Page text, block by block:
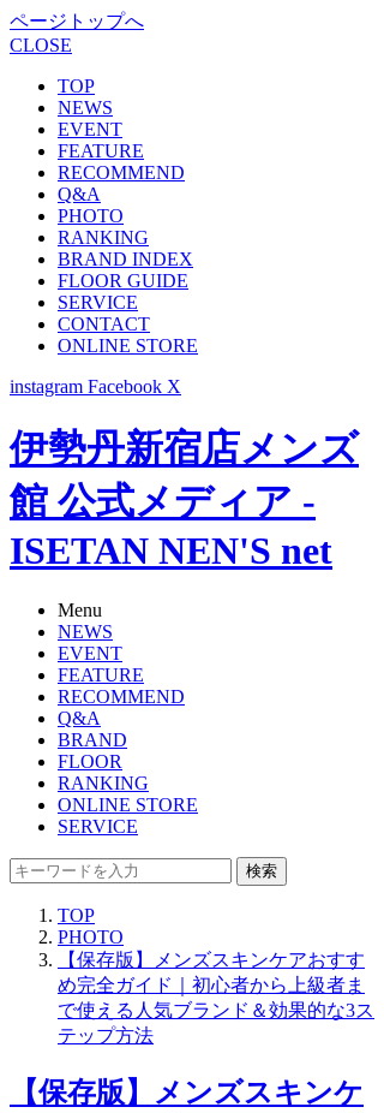
ページトップへ
CLOSE
TOP
NEWS
EVENT
FEATURE
RECOMMEND
Q&A
PHOTO
RANKING
BRAND INDEX
FLOOR GUIDE
SERVICE
CONTACT
ONLINE STORE
instagram Facebook X
伊勢丹新宿店メンズ
館 公式メディア -
ISETAN NEN'S net
Menu
NEWS
EVENT
FEATURE
RECOMMEND
Q&A
BRAND
FLOOR
RANKING
ONLINE STORE
SERVICE
検索
TOP
PHOTO
【保存版】メンズスキンケアおすす
め完全ガイド｜初心者から上級者ま
で使える人気ブランド＆効果的な3ス
テップ方法
【保存版】メンズスキンケ